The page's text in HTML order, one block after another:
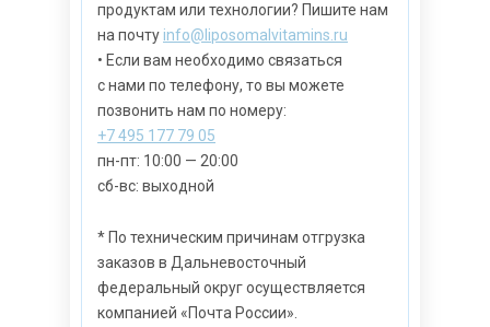
продуктам или технологии? Пишите нам
на почту info@liposomalvitamins.ru
• Если вам необходимо связаться
с нами по телефону, то вы можете
позвонить нам по номеру:
+7 495 177 79 05
пн-пт: 10:00 — 20:00
сб-вс: выходной
* По техническим причинам отгрузка
заказов в Дальневосточный
федеральный округ осуществляется
компанией «Почта России».